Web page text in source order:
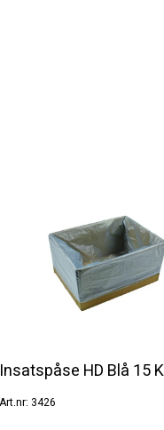
Insatspåse HD Blå 15
3426